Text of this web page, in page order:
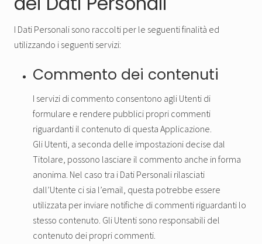
I Dati Personali sono raccolti per le seguenti finalità ed
utilizzando i seguenti servizi:
Commento dei contenuti
I servizi di commento consentono agli Utenti di
formulare e rendere pubblici propri commenti
riguardanti il contenuto di questa Applicazione.
Gli Utenti, a seconda delle impostazioni decise dal
Titolare, possono lasciare il commento anche in forma
anonima. Nel caso tra i Dati Personali rilasciati
dall’Utente ci sia l’email, questa potrebbe essere
utilizzata per inviare notifiche di commenti riguardanti lo
stesso contenuto. Gli Utenti sono responsabili del
contenuto dei propri commenti.